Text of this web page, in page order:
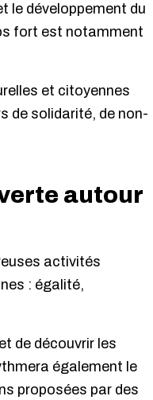
le développement du
fort est notamment
et citoyennes
de solidarité, de non-
autour
activités
: égalité,
de découvrir les
également le
proposées par des